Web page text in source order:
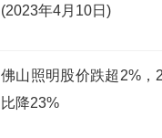
(2023年4月10日)
佛山照明股价跌超2%，
比降23%